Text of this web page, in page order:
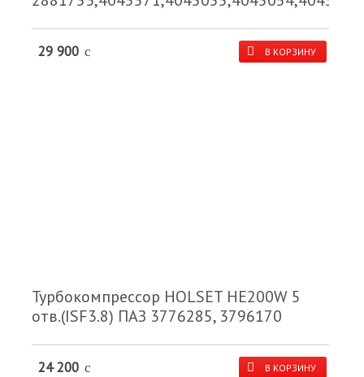
29 900 c В КОРЗИНУ
Турбокомпрессор HOLSET HE200W 5
отв.(ISF3.8) ПАЗ 3776285, 3796170
24 200 c В КОРЗИНУ